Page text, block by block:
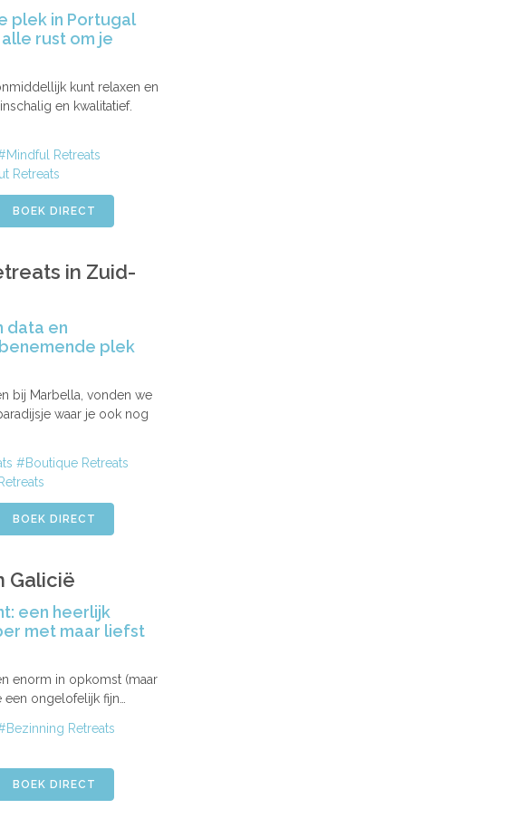
plek in Portugal
rust om je
kunt relaxen en
en kwalitatief.
Mindful Retreats
Retreats
BOEK DIRECT
in Zuid-
data en
plek
bij Marbella, vonden we
waar je ook nog
Boutique Retreats
BOEK DIRECT
Galicië
een heerlijk
met maar liefst
enorm in opkomst (maar
ongelofelijk fijn…
Bezinning Retreats
BOEK DIRECT